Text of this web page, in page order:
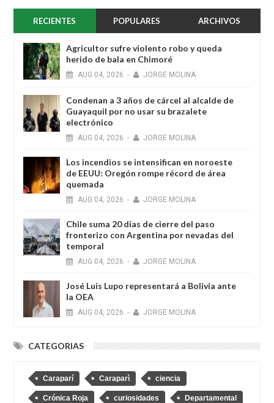
RECIENTES POPULARES ARCHIVOS
Agricultor sufre violento robo y queda
herido de bala en Chimoré
AUG 04, 2026 - JORGE MOLINA
Condenan a 3 años de cárcel al alcalde de
Guayaquil por no usar su brazalete
electrónico
AUG 04, 2026 - JORGE MOLINA
Los incendios se intensifican en noroeste
de EEUU: Oregón rompe récord de área
quemada
AUG 04, 2026 - JORGE MOLINA
Chile suma 20 días de cierre del paso
fronterizo con Argentina por nevadas del
temporal
AUG 04, 2026 - JORGE MOLINA
José Luis Lupo representará a Bolivia ante
la OEA
AUG 04, 2026 - JORGE MOLINA
CATEGORIAS
Caraparí Caraparì ciencia
Crónica Roja curiosidades Departamental